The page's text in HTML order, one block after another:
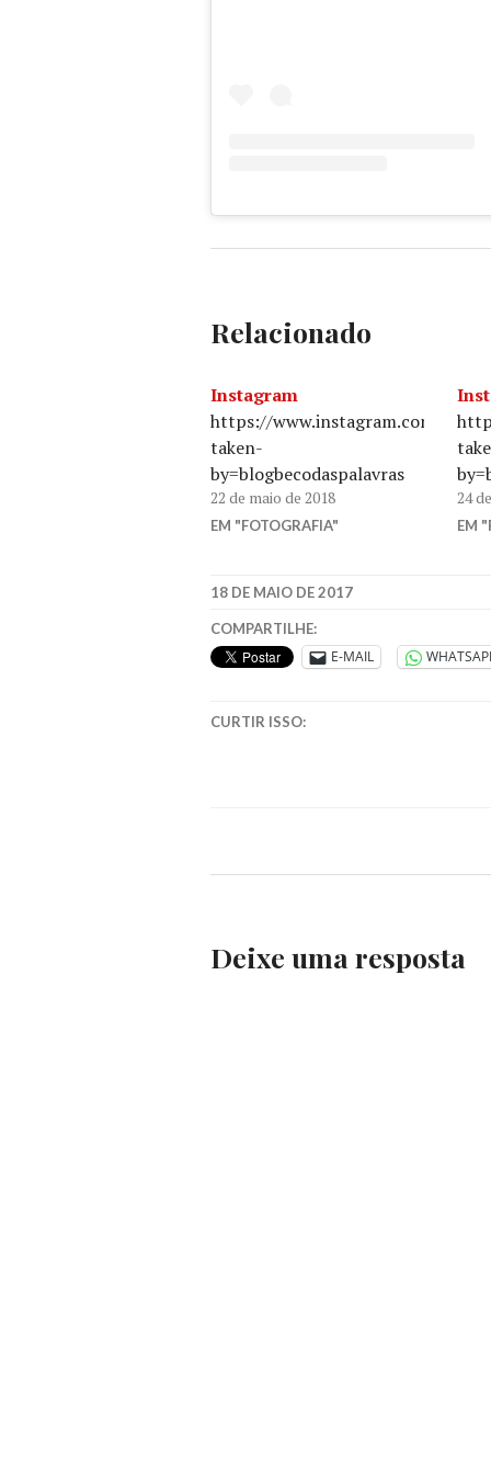
Relacionado
Instagram
https://www.instagram.com/p/
taken-
by=blogbecodaspalavras
22 de maio de 2018
EM "FOTOGRAFIA"
24
EM
18 DE MAIO DE 2017
COMPARTILHE:
E-MAIL
CURTIR ISSO:
Deixe uma resposta